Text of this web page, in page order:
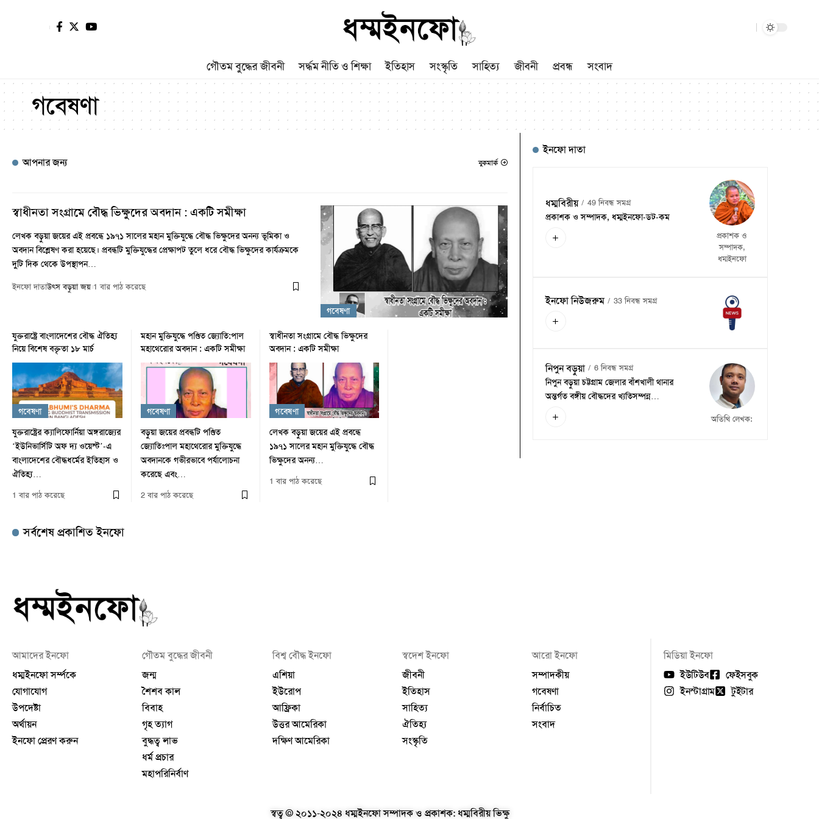
গৌতম বুদ্ধের জীবনী সর্দ্ধম নীতি ও শিক্ষা ইতিহাস সংস্কৃতি সাহিত্য জীবনী প্রবন্ধ সংবাদ
গবেষণা
আপনার জন্য বুকমার্ক
গবেষণা
স্বাধীনতা সংগ্রামে বৌদ্ধ ভিক্ষুদের অবদান : একটি সমীক্ষা
লেখক বড়ুয়া জয়ের এই প্রবন্ধে ১৯৭১ সালের মহান মুক্তিযুদ্ধে বৌদ্ধ ভিক্ষুদের অনন্য ভূমিকা ও
অবদান বিশ্লেষণ করা হয়েছে। প্রবন্ধটি মুক্তিযুদ্ধের প্রেক্ষাপট তুলে ধরে বৌদ্ধ ভিক্ষুদের কার্যক্রমকে
দুটি দিক থেকে উপস্থাপন…
ইনফো দাতাউৎস বড়ুয়া জয় 1 বার পাঠ করেছে
যুক্তরাষ্ট্রে বাংলাদেশের বৌদ্ধ ঐতিহ্য
নিয়ে বিশেষ বক্তৃতা ১৮ মার্চ
গবেষণা
যুক্তরাষ্ট্রের ক্যালিফোর্নিয়া অঙ্গরাজ্যের
‘ইউনিভার্সিটি অফ দ্য ওয়েস্ট’-এ
বাংলাদেশের বৌদ্ধধর্মের ইতিহাস ও
ঐতিহ্য…
1 বার পাঠ করেছে
মহান মুক্তিযুদ্ধে পণ্ডিত জ্যোতি:পাল
মহাথেরোর অবদান : একটি সমীক্ষা
গবেষণা
বড়ুয়া জয়ের প্রবন্ধটি পণ্ডিত
জ্যোতিঃপাল মহাথেরোর মুক্তিযুদ্ধে
অবদানকে গভীরভাবে পর্যালোচনা
করেছে এবং…
2 বার পাঠ করেছে
স্বাধীনতা সংগ্রামে বৌদ্ধ ভিক্ষুদের
অবদান : একটি সমীক্ষা
গবেষণা
লেখক বড়ুয়া জয়ের এই প্রবন্ধে
১৯৭১ সালের মহান মুক্তিযুদ্ধে বৌদ্ধ
ভিক্ষুদের অনন্য…
1 বার পাঠ করেছে
ইনফো দাতা
ধম্মবিরীয় 49 নিবন্ধ সমগ্র
প্রকাশক ও সম্পাদক, ধম্মইনফো-ডট-কম
প্রকাশক ও
সম্পাদক,
ধম্মইনফো
ইনফো নিউজরুম 33 নিবন্ধ সমগ্র
নিপুন বড়ুয়া 6 নিবন্ধ সমগ্র
নিপুন বড়ুয়া চট্টগ্রাম জেলার বাঁশখালী থানার
অন্তর্গত বঙ্গীয় বৌদ্ধদের খ্যতিসম্পন্ন…
অতিথি লেখক:
সর্বশেষ প্রকাশিত ইনফো
আমাদের ইনফো
ধম্মইনফো সর্ম্পকে
যোগাযোগ
উপদেষ্টা
অর্থায়ন
ইনফো প্রেরণ করুন
গৌতম বুদ্ধের জীবনী
জন্ম
শৈশব কাল
বিবাহ
গৃহ ত্যাগ
বুদ্ধত্ব লাভ
ধর্ম প্রচার
মহাপরিনির্বাণ
বিশ্ব বৌদ্ধ ইনফো
এশিয়া
ইউরোপ
আফ্রিকা
উত্তর আমেরিকা
দক্ষিণ আমেরিকা
স্বদেশ ইনফো
জীবনী
ইতিহাস
সাহিত্য
ঐতিহ্য
সংস্কৃতি
আরো ইনফো
সম্পাদকীয়
গবেষণা
নির্বাচিত
সংবাদ
মিডিয়া ইনফো
ইউটিউব
ফেইসবুক
ইনস্টাগ্রাম
টুইটার
স্বত্ব © ২০১১-২০২৪ ধম্মইনফো সম্পাদক ও প্রকাশক: ধম্মবিরীয় ভিক্ষু